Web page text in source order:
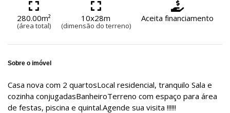
280.00m²
(área total)
10x28m
(dimensão do terreno)
Aceita financiamento
Sobre o imóvel
Casa nova com 2 quartosLocal residencial, tranquilo Sala e
cozinha conjugadasBanheiroTerreno com espaço para área
de festas, piscina e quintal.Agende sua visita !!!!!!